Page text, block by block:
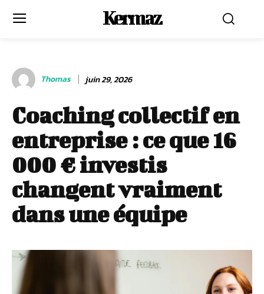
Kermaz
Thomas juin 29, 2026
Coaching collectif en
entreprise : ce que 16
000 € investis
changent vraiment
dans une équipe